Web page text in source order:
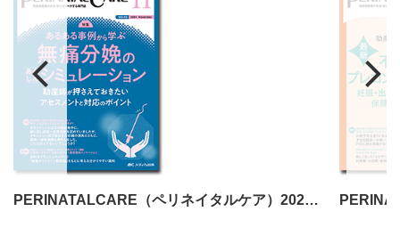
PERINATALCARE（ペリネイタルケア）2024年11月号